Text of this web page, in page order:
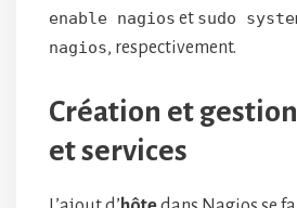
enable nagios et sudo
nagios, respectivement.
Création et
et services